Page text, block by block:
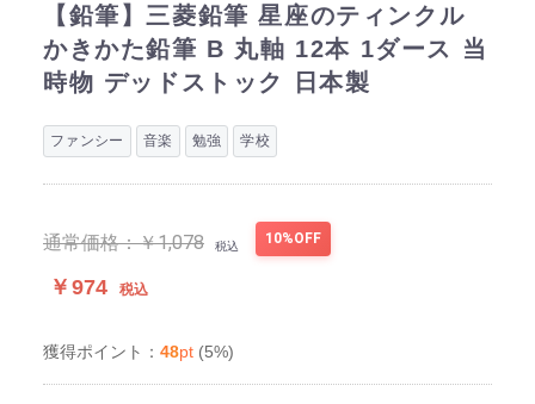
【鉛筆】三菱鉛筆 星座のティンクル
かきかた鉛筆 B 丸軸 12本 1ダース 当
時物 デッドストック 日本製
ファンシー 音楽 勉強 学校
通常価格：￥1,078 税込 10%OFF
￥974 税込
獲得ポイント： 48pt (5%)